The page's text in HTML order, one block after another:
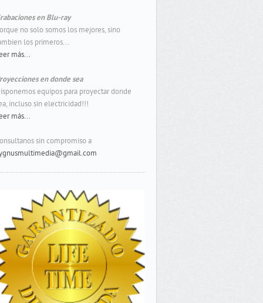
en Blu-ray
no solo somos los mejores, sino
los primeros...
más...
en donde sea
equipos para proyectar donde
incluso sin electricidad!!!
más...
sin compromiso a